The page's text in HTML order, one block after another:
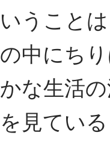
いうこと
の中にち
かな生活
を見てい